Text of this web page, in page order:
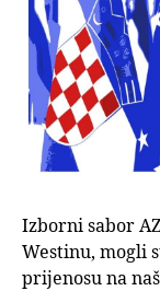
Izborni sabor
Westinu, mogli
prijenosu na